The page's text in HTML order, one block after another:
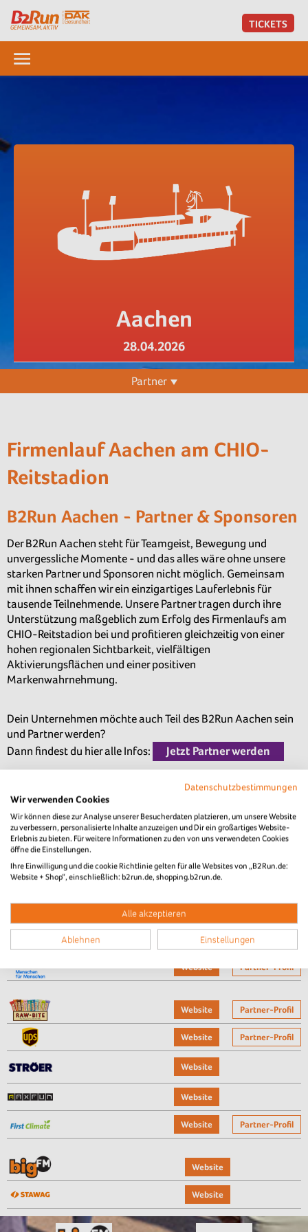
TICKETS
Aachen
28.04.2026
Partner
Firmenlauf Aachen am CHIO-
Reitstadion
B2Run Aachen - Partner & Sponsoren
Der B2Run Aachen steht für Teamgeist, Bewegung und
unvergessliche Momente - und das alles wäre ohne unsere
starken Partner und Sponsoren nicht möglich. Gemeinsam
mit ihnen schaffen wir ein einzigartiges Lauferlebnis für
tausende Teilnehmende. Unsere Partner tragen durch ihre
Unterstützung maßgeblich zum Erfolg des Firmenlaufs am
CHIO-Reitstadion bei und profitieren gleichzeitig von einer
hohen regionalen Sichtbarkeit, vielfältigen
Aktivierungsflächen und einer positiven
Markenwahrnehmung.
Dein Unternehmen möchte auch Teil des B2Run Aachen sein
und Partner werden?
Dann findest du hier alle Infos:
Jetzt Partner werden
Website Partner-Profil
Website
Website
Website Partner-Profil
Website Partner-Profil
Website Partner-Profil
Website Partner-Profil
Website
Website
Website Partner-Profil
Website
Website
Datenschutzbestimmungen
Wir verwenden Cookies
Wir können diese zur Analyse unserer Besucherdaten platzieren, um unsere Website
zu verbessern, personalisierte Inhalte anzuzeigen und Dir ein großartiges Website-
Erlebnis zu bieten. Für weitere Informationen zu den von uns verwendeten Cookies
öffne die Einstellungen.
Ihre Einwilligung und die cookie Richtlinie gelten für alle Websites von „B2Run.de:
Website + Shop“, einschließlich: b2run.de, shopping.b2run.de.
Alle akzeptieren
Ablehnen Einstellungen